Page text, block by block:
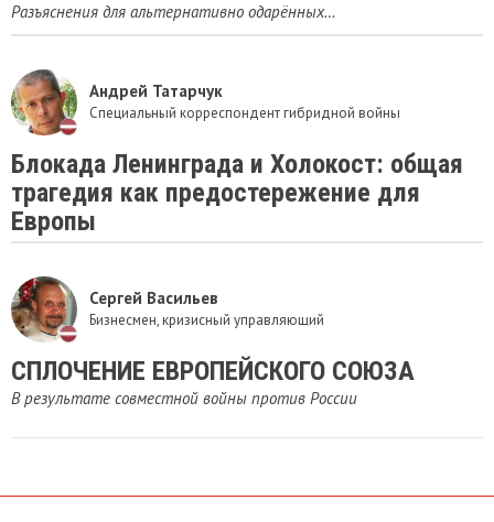
Разъяснения для альтернативно одарённых…
Андрей Татарчук
Специальный корреспондент гибридной войны
Блокада Ленинграда и Холокост: общая
трагедия как предостережение для
Европы
Сергей Васильев
Бизнесмен, кризисный управляющий
СПЛОЧЕНИЕ ЕВРОПЕЙСКОГО СОЮЗА
В результате совместной войны против России